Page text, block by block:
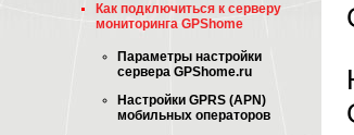
Как подключиться к серверу
мониторинга GPShome
Параметры настройки
сервера GPShome.ru
Настройки GPRS (APN)
мобильных операторов